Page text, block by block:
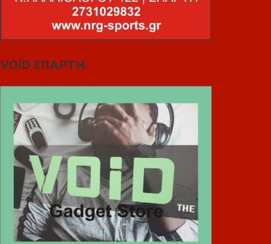
VOiD ΣΠΑΡΤΗ